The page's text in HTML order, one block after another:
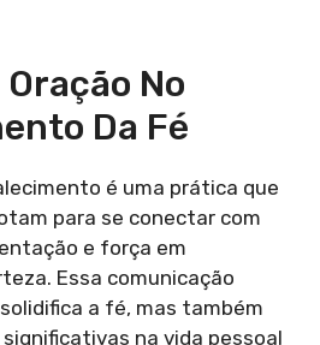
Oração No
Da Fé
é uma prática que
para se conectar com
e força em
Essa comunicação
a fé, mas também
na vida pessoal